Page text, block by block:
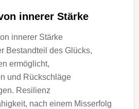
innerer Stärke
innerer Stärke
Bestandteil d‬es Glücks,
ermöglicht,
u‬nd Rückschläge
Resilienz
n‬ach e‬inem Misserfolg